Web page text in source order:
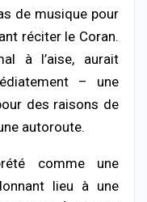
de musique pour
réciter le Coran.
à l’aise, aurait
– une
des raisons de
autoroute.
comme une
lieu à une